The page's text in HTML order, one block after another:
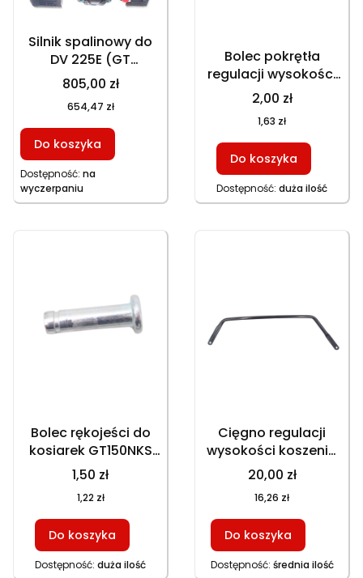
Silnik spalinowy do
DV 225E (GT
153NEKS) z
rozrusznikiem
elektrycznym,
220022520022,
320022512240268
805,00 zł
654,47 zł
Do koszyka
Dostępność: na
wyczerpaniu
Bolec pokrętła
regulacji wysokości
rękojeści do kosiarki
GT 150NKS, GT
153NEKS, HKS 753,
HKS 253NE, GT
153NKS, HKS 650N1
2,00 zł
1,63 zł
Do koszyka
Dostępność: duża ilość
Bolec rękojeści do
kosiarek GT150NKS
GT153NEKS HKS753NB
HKS246NE, część
zamienna
1,50 zł
1,22 zł
Do koszyka
Dostępność: duża ilość
Cięgno regulacji
wysokości koszenia
do kosiarek
GT150NKS GT153NEKS
HKS753NB, część
zamienna
20,00 zł
16,26 zł
Do koszyka
Dostępność: średnia ilość